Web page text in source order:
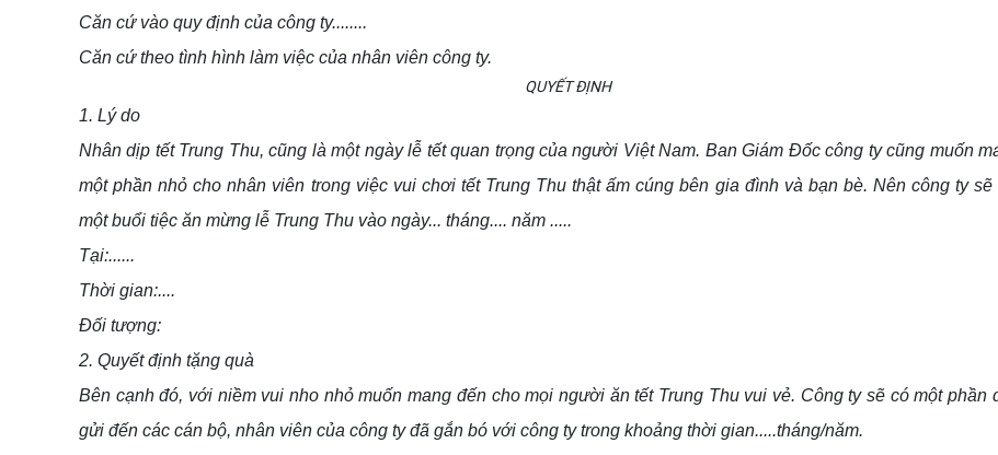
Căn cứ vào quy định của công ty........
Căn cứ theo tình hình làm việc của nhân viên công ty.
QUYẾT ĐỊNH
1. Lý do
Nhân dịp tết Trung Thu, cũng là một ngày lễ tết quan trọng của người Việt Nam. Ban Giám Đốc công ty cũng muốn
một phần nhỏ cho nhân viên trong việc vui chơi tết Trung Thu thật ấm cúng bên gia đình và bạn bè. Nên công ty sẽ
một buổi tiệc ăn mừng lễ Trung Thu vào ngày... tháng.... năm .....
Tại:......
Thời gian:....
Đối tượng:
2. Quyết định tặng quà
Bên cạnh đó, với niềm vui nho nhỏ muốn mang đến cho mọi người ăn tết Trung Thu vui vẻ. Công ty sẽ có một phần
gửi đến các cán bộ, nhân viên của công ty đã gắn bó với công ty trong khoảng thời gian.....tháng/năm.